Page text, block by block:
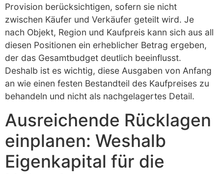
Provision berücksichtigen, sofern sie nicht
zwischen Käufer und Verkäufer geteilt wird. Je
nach Objekt, Region und Kaufpreis kann sich aus all
diesen Positionen ein erheblicher Betrag ergeben,
der das Gesamtbudget deutlich beeinflusst.
Deshalb ist es wichtig, diese Ausgaben von Anfang
an wie einen festen Bestandteil des Kaufpreises zu
behandeln und nicht als nachgelagertes Detail.
Ausreichende Rücklagen
einplanen: Weshalb
Eigenkapital für die